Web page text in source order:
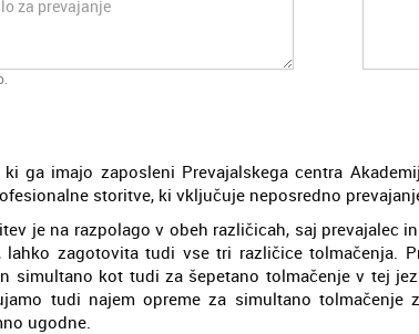
ga imajo zaposleni Prevajalskega centra
storitve, ki vključuje neposredno
je na razpolago v obeh različicah, saj prevajalec
zagotovita tudi vse tri različice tolmačenja.
simultano kot tudi za šepetano tolmačenje v tej
tudi najem opreme za simultano tolmačenje
ugodne.